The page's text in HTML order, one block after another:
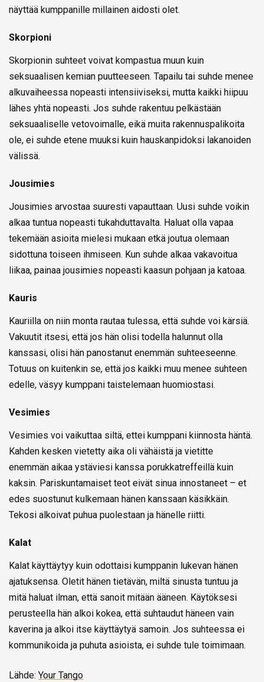
näyttää kumppanille millainen aidosti olet.
Skorpioni
Skorpionin suhteet voivat kompastua muun kuin
seksuaalisen kemian puutteeseen. Tapailu tai suhde menee
alkuvaiheessa nopeasti intensiiviseksi, mutta kaikki hiipuu
lähes yhtä nopeasti. Jos suhde rakentuu pelkästään
seksuaaliselle vetovoimalle, eikä muita rakennuspalikoita
ole, ei suhde etene muuksi kuin hauskanpidoksi lakanoiden
välissä.
Jousimies
Jousimies arvostaa suuresti vapauttaan. Uusi suhde voikin
alkaa tuntua nopeasti tukahduttavalta. Haluat olla vapaa
tekemään asioita mielesi mukaan etkä joutua olemaan
sidottuna toiseen ihmiseen. Kun suhde alkaa vakavoitua
liikaa, painaa jousimies nopeasti kaasun pohjaan ja katoaa.
Kauris
Kauriilla on niin monta rautaa tulessa, että suhde voi kärsiä.
Vakuutit itsesi, että jos hän olisi todella halunnut olla
kanssasi, olisi hän panostanut enemmän suhteeseenne.
Totuus on kuitenkin se, että jos kaikki muu menee suhteen
edelle, väsyy kumppani taistelemaan huomiostasi.
Vesimies
Vesimies voi vaikuttaa siltä, ettei kumppani kiinnosta häntä.
Kahden kesken vietetty aika oli vähäistä ja vietitte
enemmän aikaa ystäviesi kanssa porukkatreffeillä kuin
kaksin. Pariskuntamaiset teot eivät sinua innostaneet – et
edes suostunut kulkemaan hänen kanssaan käsikkäin.
Tekosi alkoivat puhua puolestaan ja hänelle riitti.
Kalat
Kalat käyttäytyy kuin odottaisi kumppanin lukevan hänen
ajatuksensa. Oletit hänen tietävän, miltä sinusta tuntuu ja
mitä haluat ilman, että sanoit mitään ääneen. Käytöksesi
perusteella hän alkoi kokea, että suhtaudut häneen vain
kaverina ja alkoi itse käyttäytyä samoin. Jos suhteessa ei
kommunikoida ja puhuta asioista, ei suhde tule toimimaan.
Lähde: Your Tango